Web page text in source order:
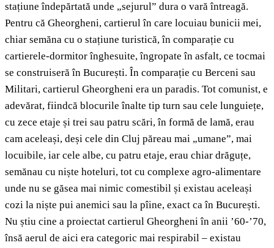
stațiune îndepărtată unde „sejurul” dura o vară întreagă.
Pentru că Gheorgheni, cartierul în care locuiau bunicii mei,
chiar semăna cu o stațiune turistică, în comparație cu
cartierele-dormitor înghesuite, îngropate în asfalt, ce tocmai
se construiseră în București. În comparație cu Berceni sau
Militari, cartierul Gheorgheni era un paradis. Tot comunist, e
adevărat, fiindcă blocurile înalte tip turn sau cele lunguiețe,
cu zece etaje și trei sau patru scări, în formă de lamă, erau
cam aceleași, deși cele din Cluj păreau mai „umane”, mai
locuibile, iar cele albe, cu patru etaje, erau chiar drăguțe,
semănau cu niște hoteluri, tot cu complexe agro-alimentare
unde nu se găsea mai nimic comestibil și existau aceleași
cozi la niște pui anemici sau la pîine, exact ca în București.
Nu știu cine a proiectat cartierul Gheorgheni în anii ’60-’70,
însă aerul de aici era categoric mai respirabil – existau